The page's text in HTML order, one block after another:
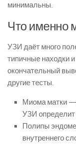
минимальны.
Что именно
УЗИ даёт много
типичные находки
окончательный
другие тесты.
Миома матки —
УЗИ определит
Полипы
внутреннего